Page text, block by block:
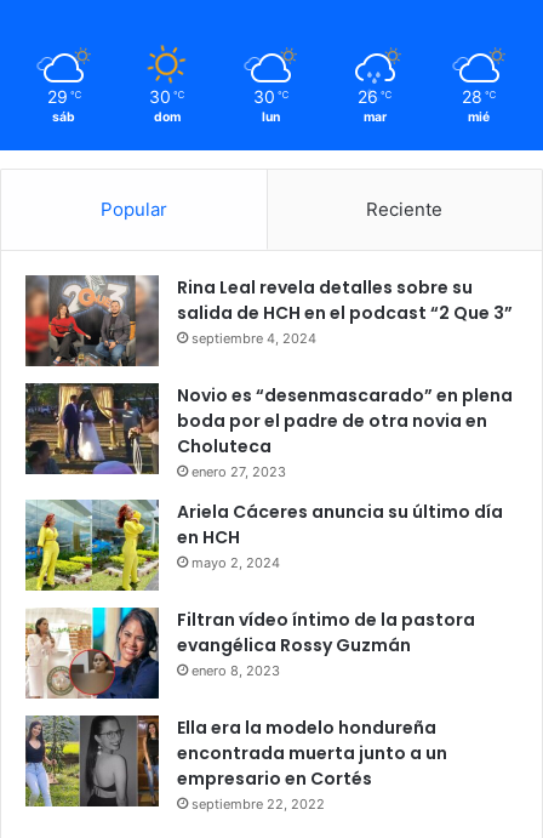
29 ℃
sáb
30 ℃
dom
30 ℃
lun
26 ℃
mar
28 ℃
mié
Popular Reciente
Rina Leal revela detalles sobre su
salida de HCH en el podcast “2 Que 3”
septiembre 4, 2024
Novio es “desenmascarado” en plena
boda por el padre de otra novia en
Choluteca
enero 27, 2023
Ariela Cáceres anuncia su último día
en HCH
mayo 2, 2024
Filtran vídeo íntimo de la pastora
evangélica Rossy Guzmán
enero 8, 2023
Ella era la modelo hondureña
encontrada muerta junto a un
empresario en Cortés
septiembre 22, 2022